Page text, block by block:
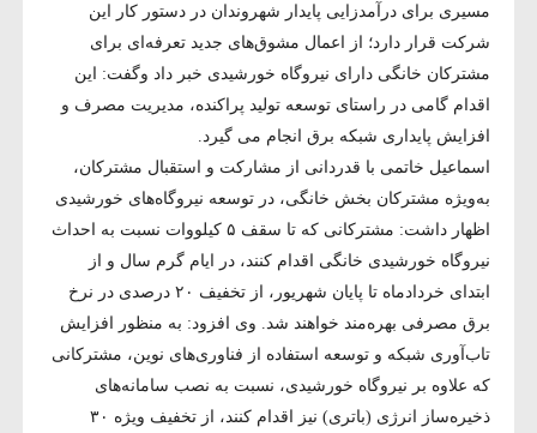
مسیری برای درآمدزایی پایدار شهروندان در دستور کار این
شرکت قرار دارد؛ از اعمال مشوق‌های جدید تعرفه‌ای برای
مشترکان خانگی دارای نیروگاه خورشیدی خبر داد وگفت: این
اقدام گامی در راستای توسعه تولید پراکنده، مدیریت مصرف و
افزایش پایداری شبکه برق انجام می گیرد.
اسماعیل خاتمی با قدردانی از مشارکت و استقبال مشترکان،
به‌ویژه مشترکان بخش خانگی، در توسعه نیروگاه‌های خورشیدی
اظهار داشت: مشترکانی که تا سقف ۵ کیلووات نسبت به احداث
نیروگاه خورشیدی خانگی اقدام کنند، در ایام گرم سال و از
ابتدای خردادماه تا پایان شهریور، از تخفیف ۲۰ درصدی در نرخ
برق مصرفی بهره‌مند خواهند شد. وی افزود: به منظور افزایش
تاب‌آوری شبکه و توسعه استفاده از فناوری‌های نوین، مشترکانی
که علاوه بر نیروگاه خورشیدی، نسبت به نصب سامانه‌های
ذخیره‌ساز انرژی (باتری) نیز اقدام کنند، از تخفیف ویژه ۳۰